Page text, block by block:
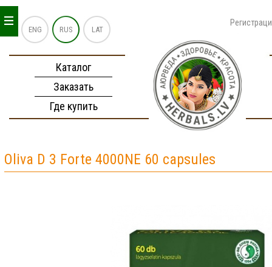
ENG RUS LAT
Каталог
Заказать
Где купить
_
_
_
Oliva D 3 Forte 4000NE 60 capsules